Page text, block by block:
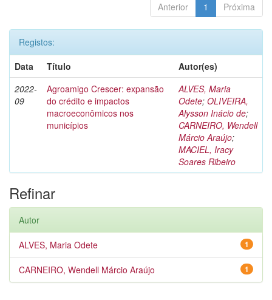
Anterior 1 Próxima
Registos:
Data
Título
Autor(es)
2022-
09
Agroamigo Crescer: expansão
do crédito e impactos
macroeconômicos nos
municípios
ALVES, Maria
Odete; OLIVEIRA,
Alysson Inácio de;
CARNEIRO, Wendell
Márcio Araújo;
MACIEL, Iracy
Soares Ribeiro
Refinar
Autor
1
ALVES, Maria Odete
1
CARNEIRO, Wendell Márcio Araújo